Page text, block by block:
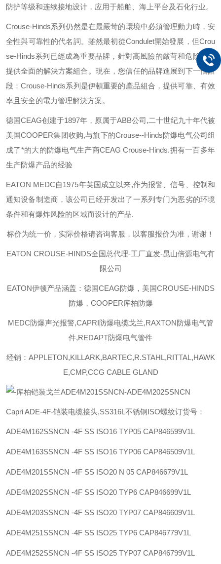
防护等级和连续接地设计，应用于船舶、海上平台及石化行业。
Crouse-Hinds系列仍然是在最嚴苛的環境中必須管理動力時，安
全性與可靠性的代名詞。雖然最初從Condulet開始發展，但Crou
se-Hinds系列已經成為重要品牌，針對高風險的嚴苛和危險環境
提供全面的解決方案組合。現在，您信任的品牌進展到下一個階
段：Crouse-Hinds系列是伊頓重要的產品組合，提供可靠、有效
率且安全的電力管理解決方案。
德国CEAG创建于1897年，原属于ABB公司,二十世纪九十年代被
美国COOPER集团收购,与旗下的Crouse--Hinds防爆电气公司组
成了*的大的防爆电气生产商CEAG Crouse-Hinds.拥有一百多年
生产防爆产品的经验
EATON MEDC自1975年英国成立以来,作为报警、信号、控制和
通知设备制造商，该公司已经开发出了一系列专门为恶劣的环境
条件和有爆炸风险的区域而设计的产品.
标价为统一价，实际价格请咨询客服，以客服报价为准，谢谢！
EATON CROUSE-HINDS全国总代理-工厂直发-昆山倍源电气有
限公司
EATON伊顿产品涵盖：德国CEAG防爆，美国CROUSE-HINDS
防爆，COOPER库柏防爆
MEDC防爆声光报警,CAPRI防爆电缆戈兰,RAXTON防爆电气管
件,REDAPT防爆电气管件
经销：APPLETON,KILLARK,BARTEC,R.STAHL,RITTAL,HAWK
E,CMP,CCG CABLE GLAND
Capri ADE-4F-铠装电缆接头,SS316L不锈钢ISO螺纹订货号：
ADE4M162SSNCN -4F SS ISO16 TYP05 CAP846599V1L
ADE4M163SSNCN -4F SS ISO16 TYP06 CAP846509V1L
ADE4M201SSNCN -4F SS ISO20 N 05 CAP846679V1L
ADE4M202SSNCN -4F SS ISO20 TYP6 CAP846699V1L
ADE4M203SSNCN -4F SS ISO20 TYP07 CAP846609V1L
ADE4M251SSNCN -4F SS ISO25 TYP6 CAP846779V1L
ADE4M252SSNCN -4F SS ISO25 TYP07 CAP846799V1L